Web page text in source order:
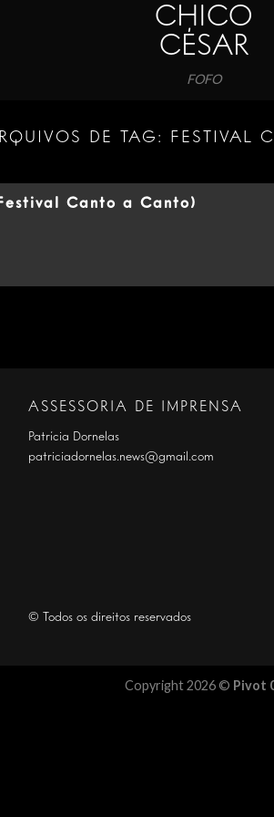
CHICO
CÉSAR
FOFO
DE TAG: FESTIVAL
Canto a Canto)
ASSESSORIA DE IMPRENSA
Patrícia Dornelas
patriciadornelas.news@gmail.com
© Todos os direitos reservados
Copyright 2026 © Pivot